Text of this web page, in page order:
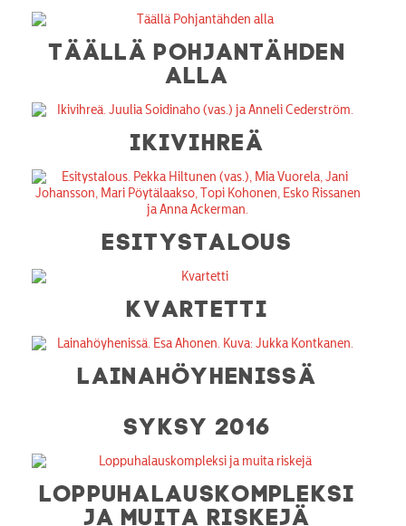
TÄÄLLÄ POHJANTÄHDEN
ALLA
IKIVIHREÄ
ESITYSTALOUS
KVARTETTI
LAINAHÖYHENISSÄ
SYKSY 2016
LOPPUHALAUSKOMPLEKSI
JA MUITA RISKEJÄ